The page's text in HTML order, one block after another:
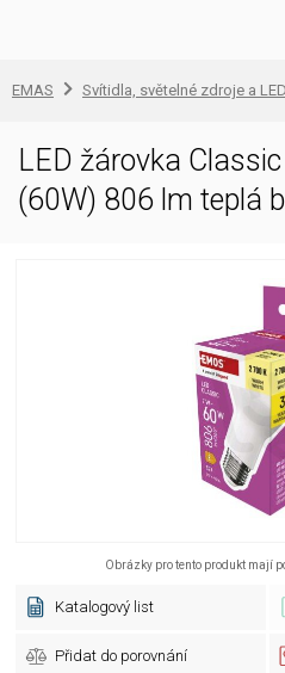
EMAS Svítidla, světelné zdroje a
LED žárovka
(60W) 806 lm teplá
Obrázky pro tento produkt mají
Katalogový list
Přidat do porovnání